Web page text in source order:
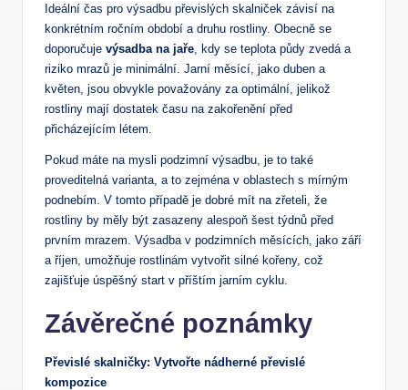
Ideální čas pro výsadbu převislých skalniček závisí na
konkrétním ročním období a druhu rostliny. Obecně se
doporučuje výsadba na jaře , kdy se teplota půdy zvedá a
riziko mrazů je minimální. Jarní měsící, jako duben a
květen, jsou obvykle považovány za optimální, jelikož
rostliny mají dostatek času na zakořenění před
přicházejícím létem.
Pokud máte na mysli podzimní výsadbu, je to také
proveditelná varianta, a to zejména v oblastech s mírným
podnebím. V tomto případě je dobré mít na zřeteli, že
rostliny by měly být zasazeny alespoň šest týdnů před
prvním mrazem. Výsadba v podzimních měsících, jako září
a říjen, umožňuje rostlinám vytvořit silné kořeny, což
zajišťuje úspěšný start v příštím jarním cyklu.
Závěrečné poznámky
Převislé skalničky: Vytvořte nádherné převislé
kompozice